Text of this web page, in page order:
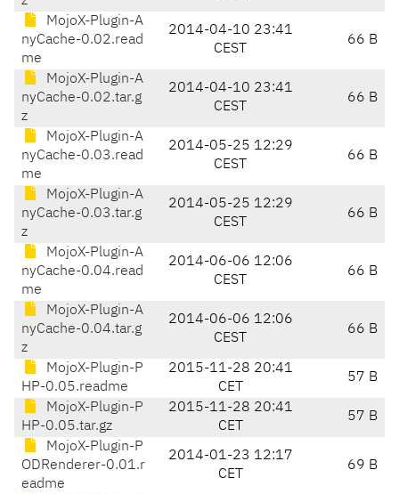
MojoX-Plugin-A
nyCache-0.02.read
me
2014-04-10 23:41
CEST
66 B
MojoX-Plugin-A
nyCache-0.02.tar.g
z
2014-04-10 23:41
CEST
66 B
MojoX-Plugin-A
nyCache-0.03.read
me
2014-05-25 12:29
CEST
66 B
MojoX-Plugin-A
nyCache-0.03.tar.g
z
2014-05-25 12:29
CEST
66 B
MojoX-Plugin-A
nyCache-0.04.read
me
2014-06-06 12:06
CEST
66 B
MojoX-Plugin-A
nyCache-0.04.tar.g
z
2014-06-06 12:06
CEST
66 B
MojoX-Plugin-P
HP-0.05.readme
2015-11-28 20:41
CET
57 B
MojoX-Plugin-P
HP-0.05.tar.gz
2015-11-28 20:41
CET
57 B
MojoX-Plugin-P
ODRenderer-0.01.r
eadme
2014-01-23 12:17
CET
69 B